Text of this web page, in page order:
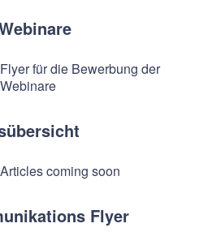
Flyer für die Bewerbung der
Webinare
Articles coming soon
Flyer